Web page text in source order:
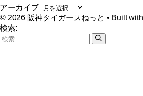
アーカイブ
© 2026 阪神タイガースねっと • Built with
検索: